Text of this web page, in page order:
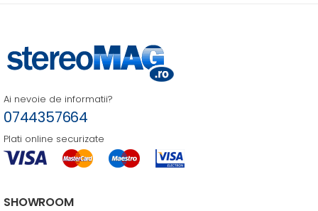
Ai nevoie de informatii?
0744357664
Plati online securizate
SHOWROOM